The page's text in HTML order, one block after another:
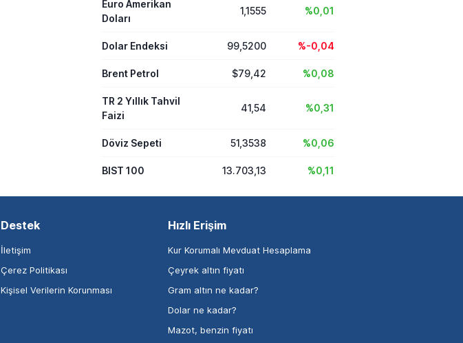
Euro Amerikan
Doları
1,1555 %0,01
Dolar Endeksi 99,5200 %-0,04
Brent Petrol $79,42 %0,08
TR 2 Yıllık Tahvil
Faizi
41,54 %0,31
Döviz Sepeti 51,3538 %0,06
BIST 100 13.703,13 %0,11
Destek
İletişim
Çerez Politikası
Kişisel Verilerin Korunması
Hızlı Erişim
Kur Korumalı Mevduat Hesaplama
Çeyrek altın fiyatı
Gram altın ne kadar?
Dolar ne kadar?
Mazot, benzin fiyatı